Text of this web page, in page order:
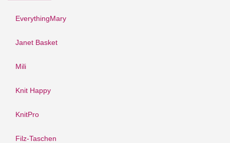
EverythingMary
Janet Basket
Mili
Knit Happy
KnitPro
Filz-Taschen